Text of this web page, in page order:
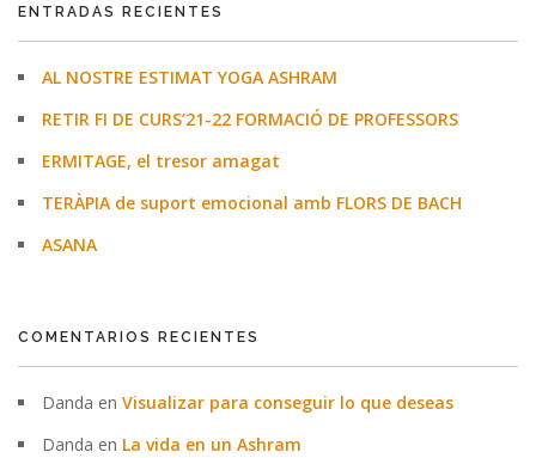
ENTRADAS RECIENTES
AL NOSTRE ESTIMAT YOGA ASHRAM
RETIR FI DE CURS’21-22 FORMACIÓ DE PROFESSORS
ERMITAGE, el tresor amagat
TERÀPIA de suport emocional amb FLORS DE BACH
ASANA
COMENTARIOS RECIENTES
Danda en Visualizar para conseguir lo que deseas
Danda en La vida en un Ashram